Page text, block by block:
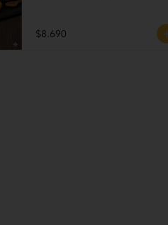
acompañadas de tu bebida favorita,
más nuestras salsas caseras que le
$8.690